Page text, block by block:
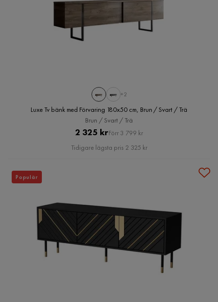
+2
Luxe Tv bänk med Förvaring 180x50 cm, Brun / Svart / Trä
Brun / Svart / Trä
Pris
2 325 krOriginal
Pris
Förr 3 799 kr
Tidigare lägsta pris 2 325 kr
Populär